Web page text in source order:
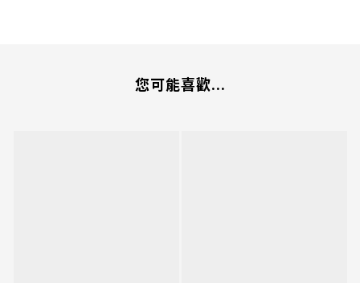
您可能喜歡...